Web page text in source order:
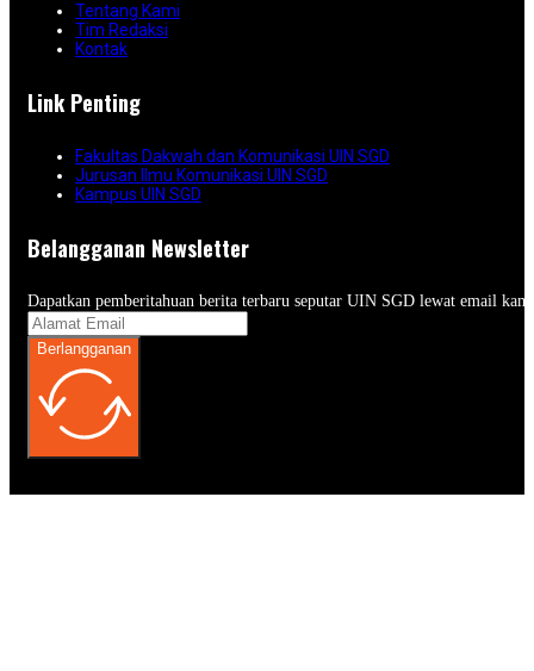
Tentang Kami
Tim Redaksi
Kontak
Link Penting
Fakultas Dakwah dan Komunikasi UIN SGD
Jurusan Ilmu Komunikasi UIN SGD
Kampus UIN SGD
Belangganan Newsletter
Dapatkan pemberitahuan berita terbaru seputar UIN SGD lewat email
Berlangganan